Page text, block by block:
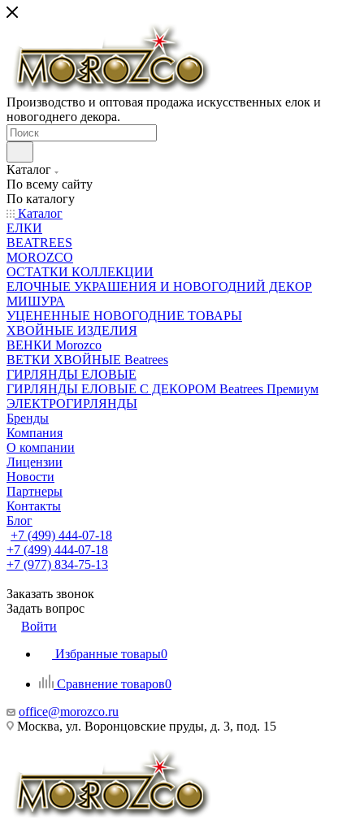
Производство и оптовая продажа искусственных елок и
новогоднего декора.
Каталог
По всему сайту
По каталогу
Каталог
ЕЛКИ
BEATREES
MOROZCO
ОСТАТКИ КОЛЛЕКЦИИ
ЕЛОЧНЫЕ УКРАШЕНИЯ И НОВОГОДНИЙ ДЕКОР
МИШУРА
УЦЕНЕННЫЕ НОВОГОДНИЕ ТОВАРЫ
ХВОЙНЫЕ ИЗДЕЛИЯ
ВЕНКИ Morozco
ВЕТКИ ХВОЙНЫЕ Beatrees
ГИРЛЯНДЫ ЕЛОВЫЕ
ГИРЛЯНДЫ ЕЛОВЫЕ С ДЕКОРОМ Beatrees Премиум
ЭЛЕКТРОГИРЛЯНДЫ
Бренды
Компания
О компании
Лицензии
Новости
Партнеры
Контакты
Блог
+7 (499) 444-07-18
+7 (499) 444-07-18
+7 (977) 834-75-13
Заказать звонок
Задать вопрос
Войти
Избранные товары0
Сравнение товаров0
office@morozco.ru
Москва, ул. Воронцовские пруды, д. 3, под. 15